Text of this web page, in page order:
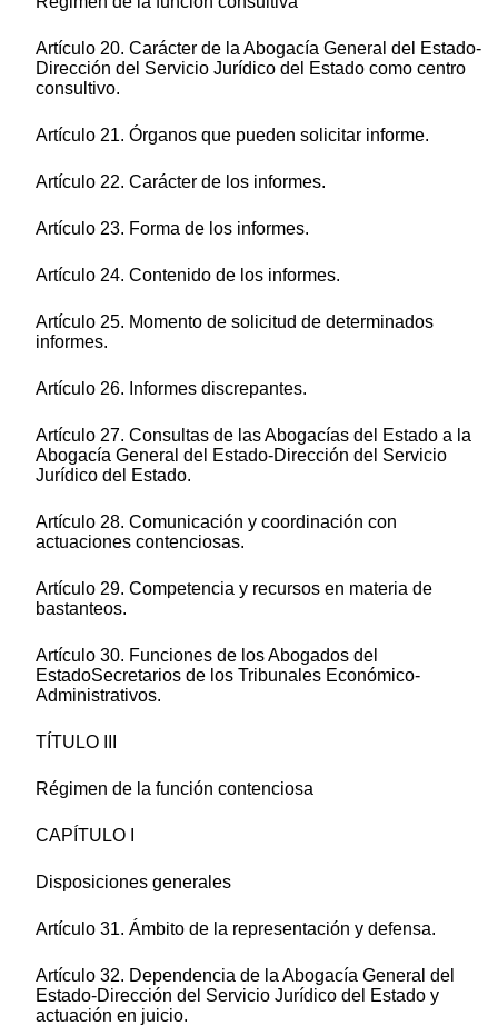
Artículo 20. Carácter de la Abogacía General del Estado-
Dirección del Servicio Jurídico del Estado como centro
consultivo.
Artículo 21. Órganos que pueden solicitar informe.
Artículo 22. Carácter de los informes.
Artículo 23. Forma de los informes.
Artículo 24. Contenido de los informes.
Artículo 25. Momento de solicitud de determinados
informes.
Artículo 26. Informes discrepantes.
Artículo 27. Consultas de las Abogacías del Estado a la
Abogacía General del Estado-Dirección del Servicio
Jurídico del Estado.
Artículo 28. Comunicación y coordinación con
actuaciones contenciosas.
Artículo 29. Competencia y recursos en materia de
bastanteos.
Artículo 30. Funciones de los Abogados del
EstadoSecretarios de los Tribunales Económico-
Administrativos.
TÍTULO III
Régimen de la función contenciosa
CAPÍTULO I
Disposiciones generales
Artículo 31. Ámbito de la representación y defensa.
Artículo 32. Dependencia de la Abogacía General del
Estado-Dirección del Servicio Jurídico del Estado y
actuación en juicio.